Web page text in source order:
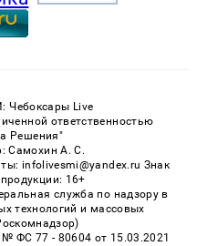
Чебоксары Live
ответственностью
Решения"
Самохин А. С.
infolivesmi@yandex.ru Знак
16+
служба по надзору в
технологий и массовых
ФС 77 - 80604 от 15.03.2021